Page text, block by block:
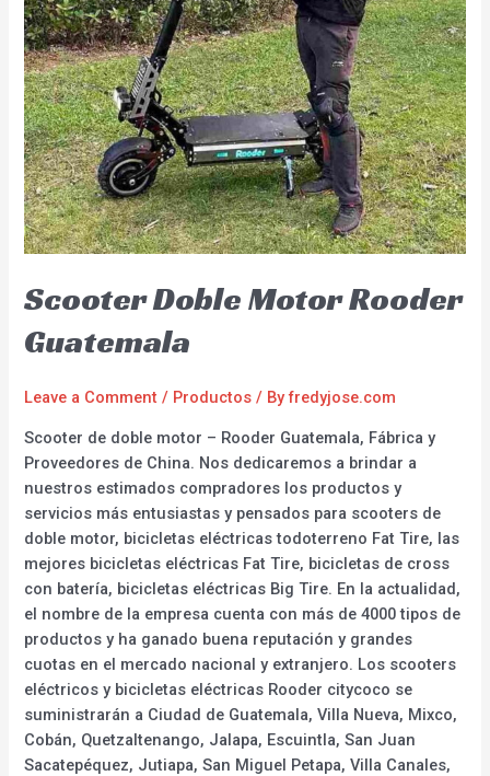
Scooter Doble Motor Rooder
Guatemala
Leave a Comment / Productos / Byfredyjose.com
Scooter de doble motor – Rooder Guatemala, Fábrica y
Proveedores de China. Nos dedicaremos a brindar a
nuestros estimados compradores los productos y
servicios más entusiastas y pensados para scooters de
doble motor, bicicletas eléctricas todoterreno Fat Tire, las
mejores bicicletas eléctricas Fat Tire, bicicletas de cross
con batería, bicicletas eléctricas Big Tire. En la actualidad,
el nombre de la empresa cuenta con más de 4000 tipos de
productos y ha ganado buena reputación y grandes
cuotas en el mercado nacional y extranjero. Los scooters
eléctricos y bicicletas eléctricas Rooder citycoco se
suministrarán a Ciudad de Guatemala, Villa Nueva, Mixco,
Cobán, Quetzaltenango, Jalapa, Escuintla, San Juan
Sacatepéquez, Jutiapa, San Miguel Petapa, Villa Canales,